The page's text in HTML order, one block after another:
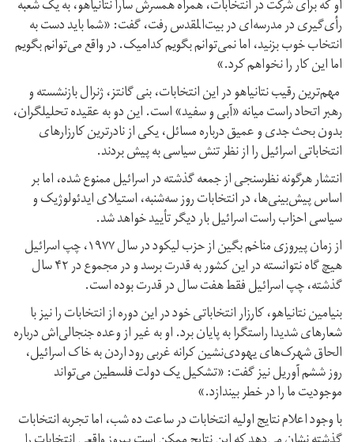
او که برای شرکت در انتخابات، همراه همسرش سارا نتانیاهو، به یک شعبه
رأی‌گیری در مدرسه‌ای در بیت‌المقدس رفت، گفت: «شما باید دست به
انتخاب خوب بزنید، اما نمی‌توانم بگویم کدامیک. در واقع می‌توانم بگویم
اما این کار را نخواهم کرد.»
مهم‌ترین رقیب نتانیاهو در این انتخابات، بنی گانتز، ژنرال بازنشسته و
رهبر اتحاد راست میانه‌ «آبی و سفید» است. این دو به عقیده تحلیلگران،
بدون بحث جدی و عمیق درباره مسائل، یکی از نادرترین کارزارهای
انتخاباتی اسرائیل را از نظر تنش سیاسی به پیش بردند.
انتشار هرگونه نظرسنجی از جمعه گذشته در اسرائیل ممنوع شده، اما بر
اساس پیش‌بینی‌ها، در انتخابات روز سه‌شنبه، استیلای ایدئولوژیک و
سیاسی احزاب راست اسرائیل بار دیگر تأیید خواهد شد.
از زمان پیروزی مناخم بگین از حزب لیکود در سال ۱۹۷۷، چپ اسرائیل
هیچ گاه نتوانسته در این کشور به قدرت برسد و در مجموع در ۴۲ سال
گذشته، چپ اسرائیل فقط هفت سال در قدرت بوده است.
بنیامین نتانیاهو، کارزار انتخاباتی خود در این دوره از انتخابات را نیز با
شعارهای شدیدا راستگرا به پایان برد. او به غیر از وعده جنجالی‌اش درباره
الحاق شهرک‌های یهودی‌نشین کرانه غربی رود اردن به خاک اسرائیل،
روز ششم آوریل نیز گفت: «تشکیل یک دولت فلسطین می‌تواند
موجودیت ما را در خطر بیندازد.»
با وجود اعلام نتایج اولیه انتخابات در ساعت ده شب، اما تجربه انتخابات